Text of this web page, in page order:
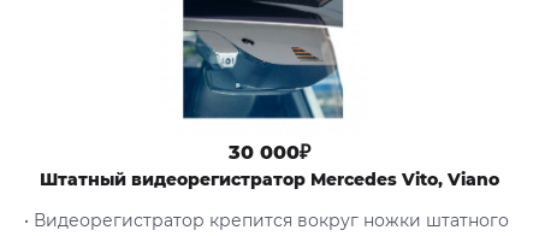
30 000₽
Штатный видеорегистратор Mercedes Vito, Viano
• Видеорегистратор крепится вокруг ножки штатного